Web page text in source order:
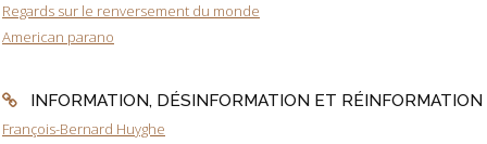
Regards sur le renversement du monde
American parano
INFORMATION, DÉSINFORMATION ET RÉINFORMATION
François-Bernard Huyghe